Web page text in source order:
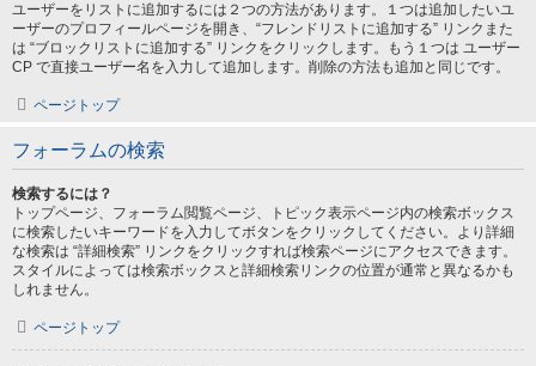
ユーザーをリストに追加するには２つの方法があります。１つは追加したいユ
ーザーのプロフィールページを開き、“フレンドリストに追加する” リンクまた
は “ブロックリストに追加する” リンクをクリックします。もう１つは ユーザー
CP で直接ユーザー名を入力して追加します。削除の方法も追加と同じです。
ページトップ
フォーラムの検索
検索するには？
トップページ、フォーラム閲覧ページ、トピック表示ページ内の検索ボックス
に検索したいキーワードを入力してボタンをクリックしてください。より詳細
な検索は “詳細検索” リンクをクリックすれば検索ページにアクセスできます。
スタイルによっては検索ボックスと詳細検索リンクの位置が通常と異なるかも
しれません。
ページトップ